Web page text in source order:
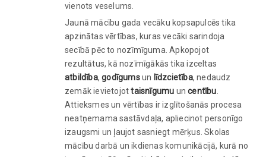
vienots veselums.
Jaunā mācību gada vecāku kopsapulcēs tika
apzinātas vērtības, kuras vecāki sarindoja
secībā pēc to nozīmīguma. Apkopojot
rezultātus, kā nozīmīgākās tika izceltas
atbildība,godīgumsun līdzcietība, nedaudz
zemāk ievietojottaisnīgumu uncentību
Attieksmes un vērtības ir izglītošanās procesa
neatņemama sastāvdaļa, apliecinot personīgo
izaugsmi un ļaujot sasniegt mērķus. Skolas
mācību darbā un ikdienas komunikācijā, kurā no